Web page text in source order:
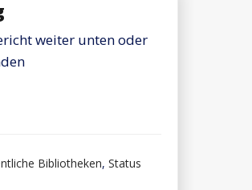
weiter unten oder
Bibliotheken, Status